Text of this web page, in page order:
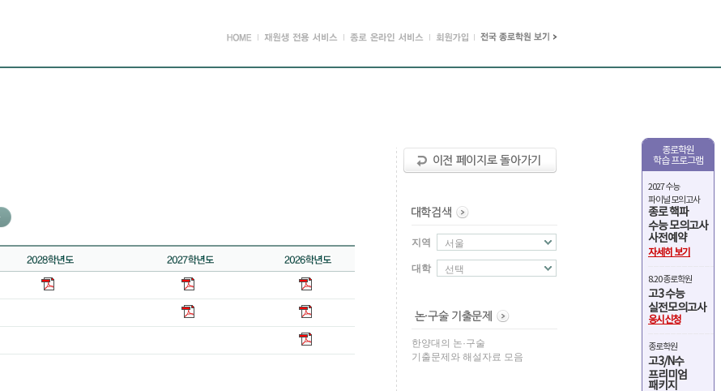
종로학원
학습 프로그램
2027 수능
파이널 모의고사
종로 핵파
수능 모의고사
사전예약
자세히 보기
8.20 종로학원
고3 수능
실전모의고사
응시신청
종로학원
고3/N수
프리미엄
패키지
지역 서울
대학 선택
한양대의 논·구술
기출문제와 해설자료 모음